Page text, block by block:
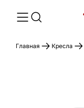
Главная Кресла